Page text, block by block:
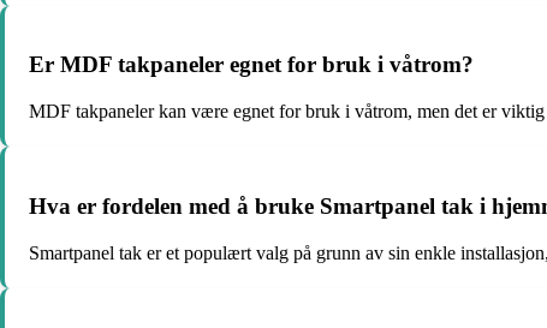
Er MDF takpaneler egnet for bruk i våtrom?
MDF takpaneler kan være egnet for bruk i våtrom, men det er
Hva er fordelen med å bruke Smartpanel tak i
Smartpanel tak er et populært valg på grunn av sin enkle